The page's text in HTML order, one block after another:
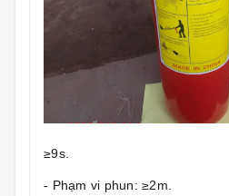
≥9s.
- Phạm vi phun: ≥2m.